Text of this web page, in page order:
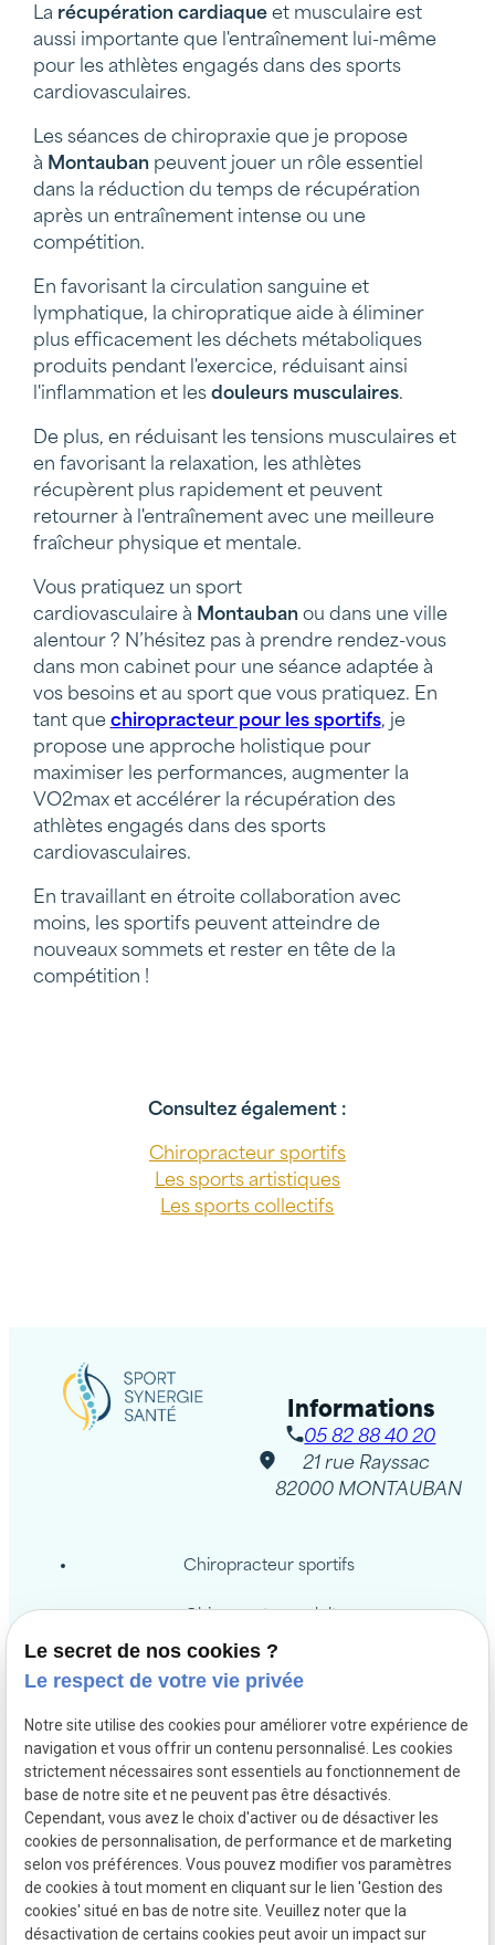
La récupération cardiaque et musculaire est
aussi importante que l'entraînement lui-même
pour les athlètes engagés dans des sports
cardiovasculaires.
Les séances de chiropraxie que je propose
à Montauban peuvent jouer un rôle essentiel
dans la réduction du temps de récupération
après un entraînement intense ou une
compétition.
En favorisant la circulation sanguine et
lymphatique, la chiropratique aide à éliminer
plus efficacement les déchets métaboliques
produits pendant l'exercice, réduisant ainsi
l'inflammation et les douleurs musculaires.
De plus, en réduisant les tensions musculaires et
en favorisant la relaxation, les athlètes
récupèrent plus rapidement et peuvent
retourner à l'entraînement avec une meilleure
fraîcheur physique et mentale.
Vous pratiquez un sport
cardiovasculaire à Montauban ou dans une ville
alentour ? N’hésitez pas à prendre rendez-vous
dans mon cabinet pour une séance adaptée à
vos besoins et au sport que vous pratiquez. En
tant que chiropracteur pour les sportifs, je
propose une approche holistique pour
maximiser les performances, augmenter la
VO2max et accélérer la récupération des
athlètes engagés dans des sports
cardiovasculaires.
En travaillant en étroite collaboration avec
moins, les sportifs peuvent atteindre de
nouveaux sommets et rester en tête de la
compétition !
Consultez également :
Chiropracteur sportifs
Les sports artistiques
Les sports collectifs
Informations
05 82 88 40 20
21 rue Rayssac
82000 MONTAUBAN
Chiropracteur sportifs
Chiropracteur adultes
Chiropracteur bébés / enfants
Chiropraxie pour la famille
Mentions
légales
Politique de
confidentialité
Gestion
des
cookies
Plan du
site
Le secret de nos cookies ?
Le respect de votre vie privée
Notre site utilise des cookies pour améliorer votre expérience de
navigation et vous offrir un contenu personnalisé. Les cookies
strictement nécessaires sont essentiels au fonctionnement de
base de notre site et ne peuvent pas être désactivés.
Cependant, vous avez le choix d'activer ou de désactiver les
cookies de personnalisation, de performance et de marketing
selon vos préférences. Vous pouvez modifier vos paramètres
de cookies à tout moment en cliquant sur le lien 'Gestion des
cookies' situé en bas de notre site. Veuillez noter que la
désactivation de certains cookies peut avoir un impact sur